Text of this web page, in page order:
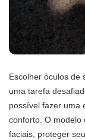
Escolher óculos de
uma tarefa
possível fazer uma
conforto. O modelo
faciais, proteger